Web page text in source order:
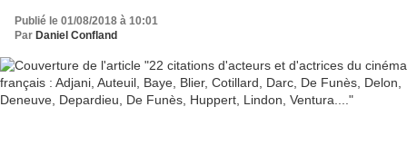
Funès, Huppert, Lindon, Ventura....
Publié le 01/08/2018 à 10:01
Par Daniel Confland